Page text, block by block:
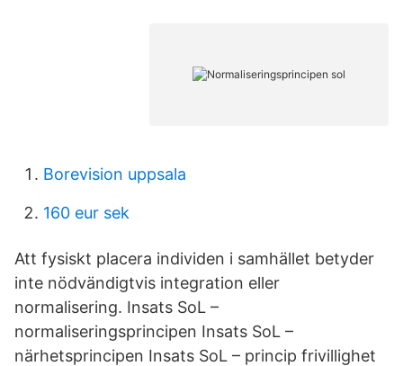
Borevision uppsala
160 eur sek
Att fysiskt placera individen i samhället betyder
inte nödvändigtvis integration eller
normalisering. Insats SoL –
normaliseringsprincipen Insats SoL –
närhetsprincipen Insats SoL – princip frivillighet